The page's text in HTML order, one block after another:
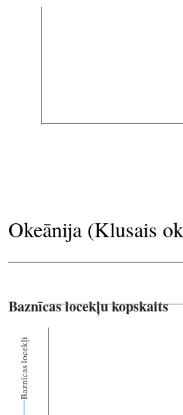
Okeānija (Klusais
Baznīcas locekļu kopskaits
Baznīcas locekļi